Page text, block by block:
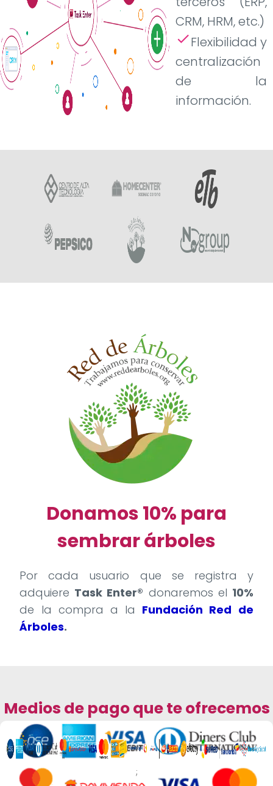
CRM, HRM, etc.)
checkFlexibilidad y
centralización
de la
información.
Donamos 10% para
sembrar árboles
Por cada usuario que se registra y
adquiere Task Enter® donaremos el 10%
de la compra a la Fundación Red de
Árboles.
Medios de pago que te ofrecemos
;